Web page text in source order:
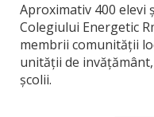
Aproximativ 400 elevi
Colegiului Energetic
membrii comunității
unității de
școlii.